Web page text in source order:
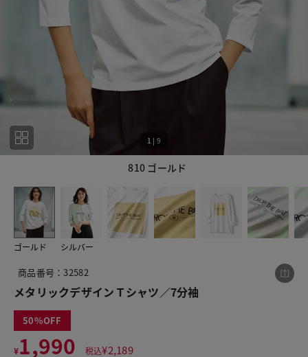
810 ゴールド
1 | 9
ゴールド シルバー
商品番号：32582
メタリックデザインＴシャツ／7分袖
50
¥1,990 税込¥2,189
この商品をシェアする